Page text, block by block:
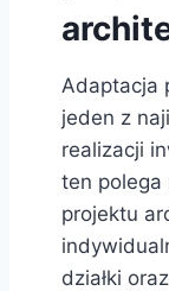
Adaptacja
jeden z
realizacji
ten polega
projektu
działki